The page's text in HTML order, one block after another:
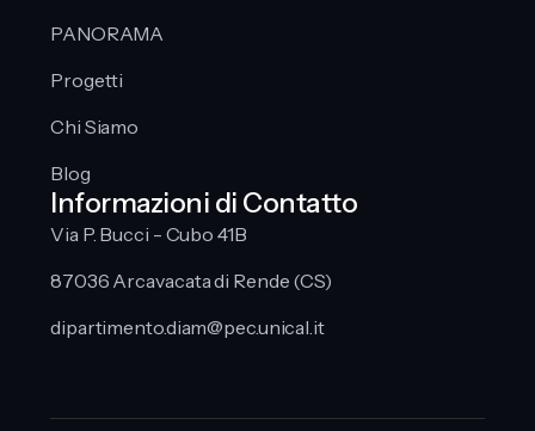
PANORAMA
Progetti
Chi Siamo
Blog
Informazioni di Contatto
Via P. Bucci - Cubo 41B
87036 Arcavacata di Rende (CS)
dipartimento.diam@pec.unical.it